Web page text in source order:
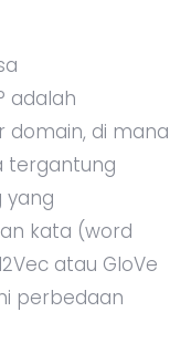
adalah
domain, di mana
tergantung
yang
kata (word
atau GloVe
perbedaan